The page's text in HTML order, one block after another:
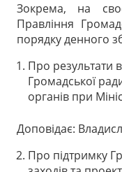
Зокрема, на
Правління
порядку денного
Про результати
Громадської
органів при
Доповідає:
Про підтримку